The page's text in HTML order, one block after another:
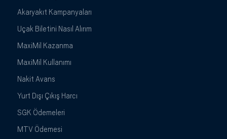
Akaryakıt Kampanyaları
Uçak Biletini Nasıl Alırım
MaxiMil Kazanma
MaxiMil Kullanımı
Nakit Avans
Yurt Dışı Çıkış Harcı
SGK Ödemeleri
MTV Ödemesi